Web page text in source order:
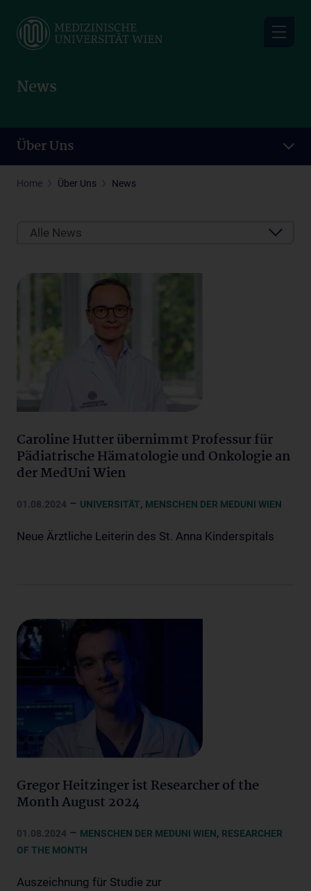
main
News
Über Uns
Home Über Uns News
Alle News
Caroline Hutter übernimmt Professur für
Pädiatrische Hämatologie und Onkologie an
der MedUni Wien
01.08.2024 – UNIVERSITÄT, MENSCHEN DER MEDUNI WIEN
Neue Ärztliche Leiterin des St. Anna Kinderspitals
Gregor Heitzinger ist Researcher of the
Month August 2024
01.08.2024 – MENSCHEN DER MEDUNI WIEN, RESEARCHER
OF THE MONTH
Auszeichnung für Studie zur